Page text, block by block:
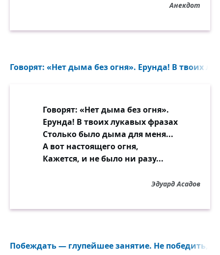
Анекдот
Говорят: «Нет дыма без огня». Ерунда! В твоих
Говорят: «Нет дыма без огня».
Ерунда! В твоих лукавых фразах
Столько было дыма для меня...
А вот настоящего огня,
Кажется, и не было ни разу...
Эдуард Асадов
Побеждать — глупейшее занятие. Не победить, а